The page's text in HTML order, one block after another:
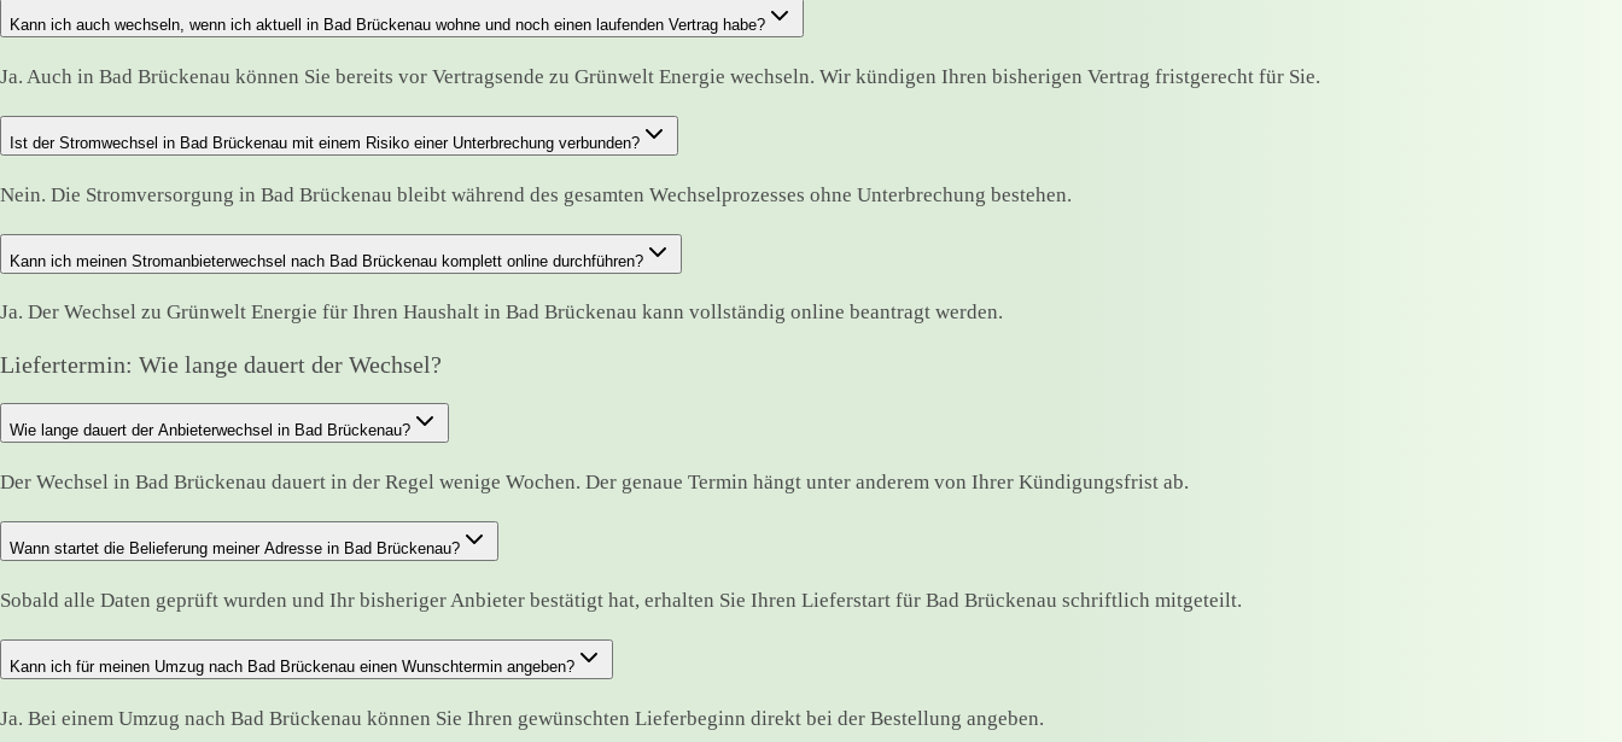
Kann ich auch wechseln, wenn ich aktuell in Bad Brückenau wohne und noch einen laufenden Vertrag habe?
Ja. Auch in Bad Brückenau können Sie bereits vor Vertragsende zu Grünwelt Energie wechseln. Wir kündigen Ihren bisherigen Vertrag fristgerecht für Sie.
Ist der Stromwechsel in Bad Brückenau mit einem Risiko einer Unterbrechung verbunden?
Nein. Die Stromversorgung in Bad Brückenau bleibt während des gesamten Wechselprozesses ohne Unterbrechung bestehen.
Kann ich meinen Stromanbieterwechsel nach Bad Brückenau komplett online durchführen?
Ja. Der Wechsel zu Grünwelt Energie für Ihren Haushalt in Bad Brückenau kann vollständig online beantragt werden.
Liefertermin: Wie lange dauert der Wechsel?
Wie lange dauert der Anbieterwechsel in Bad Brückenau?
Der Wechsel in Bad Brückenau dauert in der Regel wenige Wochen. Der genaue Termin hängt unter anderem von Ihrer Kündigungsfrist ab.
Wann startet die Belieferung meiner Adresse in Bad Brückenau?
Sobald alle Daten geprüft wurden und Ihr bisheriger Anbieter bestätigt hat, erhalten Sie Ihren Lieferstart für Bad Brückenau schriftlich mitgeteilt.
Kann ich für meinen Umzug nach Bad Brückenau einen Wunschtermin angeben?
Ja. Bei einem Umzug nach Bad Brückenau können Sie Ihren gewünschten Lieferbeginn direkt bei der Bestellung angeben.